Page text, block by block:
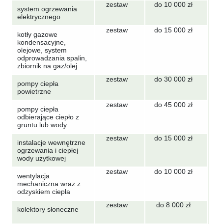
system ogrzewania
elektrycznego
zestaw do 10 000 zł
kotły gazowe
kondensacyjne,
olejowe, system
odprowadzania spalin,
zbiornik na gaz/olej
zestaw do 15 000 zł
pompy ciepła
powietrzne
zestaw do 30 000 zł
pompy ciepła
odbierające ciepło z
gruntu lub wody
zestaw do 45 000 zł
instalacje wewnętrzne
ogrzewania i ciepłej
wody użytkowej
zestaw do 15 000 zł
wentylacja
mechaniczna wraz z
odzyskiem ciepła
zestaw do 10 000 zł
kolektory słoneczne
zestaw do 8 000 zł